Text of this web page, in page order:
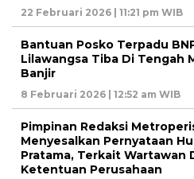
22 Februari 2026 | 11:21 pm WIB
Bantuan Posko Terpadu
Lilawangsa Tiba Di Tengah
Banjir
8 Februari 2026 | 12:52 am WIB
Pimpinan Redaksi
Menyesalkan Pernyataan
Pratama, Terkait Wartawan
Ketentuan Perusahaan